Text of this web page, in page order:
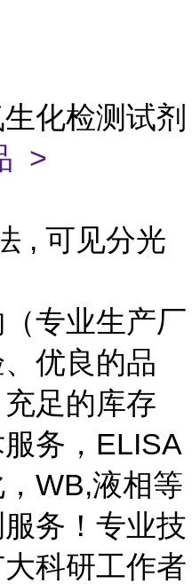
化检测试剂
>
, 可见分光
专业生产厂
优良的品
足的库存
服务，ELISA
WB,液相等
务！专业技
科研工作者